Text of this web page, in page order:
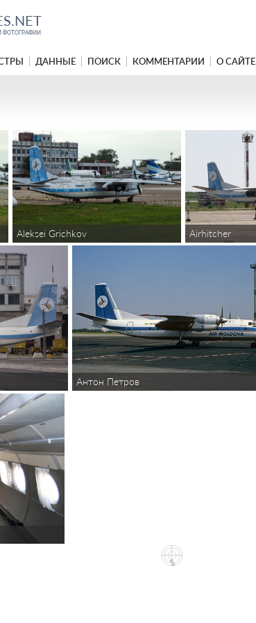
ФОТОГРАФИИ
ДАННЫЕ ПОИСК КОММЕНТАРИИ О САЙТЕ
Aleksei Grichkov Airhitcher
Антон Петров